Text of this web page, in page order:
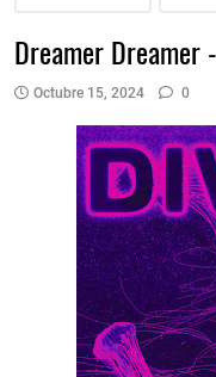
Dreamer Dreamer
Octubre 15, 2024 0